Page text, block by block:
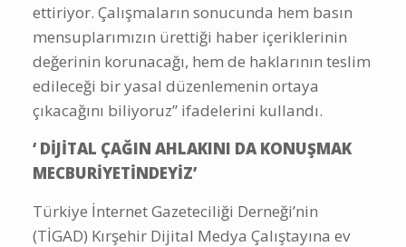
ettiriyor. Çalışmaların sonucunda hem basın
mensuplarımızın ürettiği haber içeriklerinin
değerinin korunacağı, hem de haklarının teslim
edileceği bir yasal düzenlemenin ortaya
çıkacağını biliyoruz” ifadelerini kullandı.
‘ DİJİTAL ÇAĞIN AHLAKINI DA KONUŞMAK
MECBURİYETİNDEYİZ’
Türkiye İnternet Gazeteciliği Derneği’nin
(TİGAD) Kırşehir Dijital Medya Çalıştayına ev